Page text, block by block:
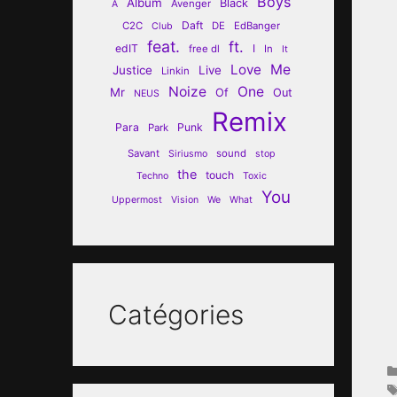
A Avenger Black
C2C Club Daft DE EdBanger
edIT feat. free dl ft. I In It
Justice Linkin Live Love Me
Mr NEUS Noize Of One Out
Para Park Punk Remix
Savant Siriusmo sound
stop
Techno
the touch Toxic
Uppermost Vision We What You
Catégories